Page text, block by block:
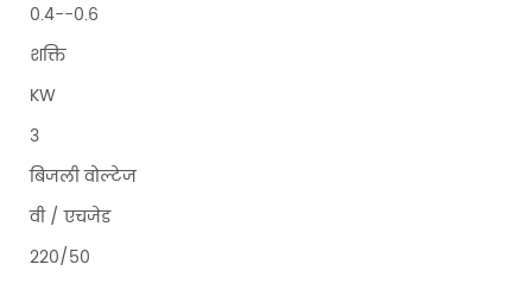
0.4--0.6
शक्ति
KW
3
बिजली वोल्टेज
वी / एचजेड
220/50